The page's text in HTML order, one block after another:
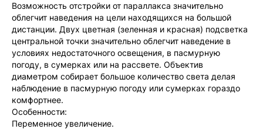
Возможность отстройки от параллакса значительно
облегчит наведения на цели находящихся на большой
дистанции. Двух цветная (зеленная и красная) подсветка
центральной точки значительно облегчит наведение в
условиях недостаточного освещения, в пасмурную
погоду, в сумерках или на рассвете. Объектив
диаметром собирает большое количество света делая
наблюдение в пасмурную погоду или сумерках гораздо
комфортнее.
Особенности:
Переменное увеличение.